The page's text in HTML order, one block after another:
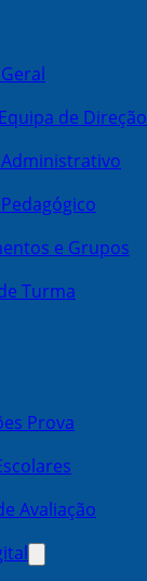
de Direção
e Grupos
Turma
Prova
Avaliação